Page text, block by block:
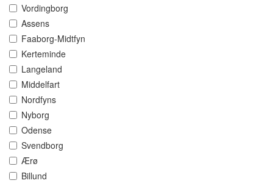
Vordingborg
Assens
Faaborg-Midtfyn
Kerteminde
Langeland
Middelfart
Nordfyns
Nyborg
Odense
Svendborg
Ærø
Billund